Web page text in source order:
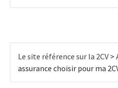
Le site référence sur la 2CV >
assurance choisir pour ma